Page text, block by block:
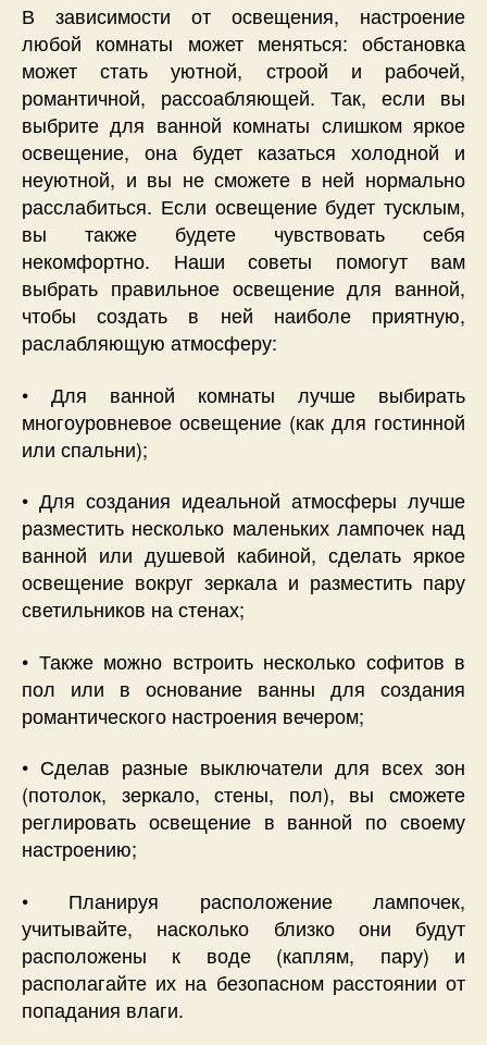
В зависимости от освещения, настроение
любой комнаты может меняться: обстановка
может стать уютной, строой и рабочей,
романтичной, рассоабляющей. Так, если вы
выбрите для ванной комнаты слишком яркое
освещение, она будет казаться холодной и
неуютной, и вы не сможете в ней нормально
расслабиться. Если освещение будет тусклым,
вы также будете чувствовать себя
некомфортно. Наши советы помогут вам
выбрать правильное освещение для ванной,
чтобы создать в ней наиболе приятную,
раслабляющую атмосферу:
• Для ванной комнаты лучше выбирать
многоуровневое освещение (как для гостинной
или спальни);
• Для создания идеальной атмосферы лучше
разместить несколько маленьких лампочек над
ванной или душевой кабиной, сделать яркое
освещение вокруг зеркала и разместить пару
светильников на стенах;
• Также можно встроить несколько софитов в
пол или в основание ванны для создания
романтического настроения вечером;
• Сделав разные выключатели для всех зон
(потолок, зеркало, стены, пол), вы сможете
реглировать освещение в ванной по своему
настроению;
• Планируя расположение лампочек,
учитывайте, насколько близко они будут
расположены к воде (каплям, пару) и
располагайте их на безопасном расстоянии от
попадания влаги.